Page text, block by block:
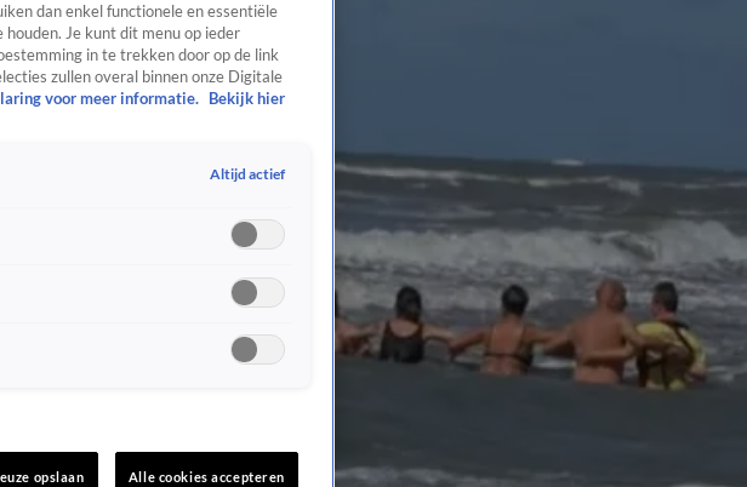
dan enkel functionele en essentiële
Je kunt dit menu op ieder
in te trekken door op de link
zullen overal binnen onze Digitale
voor meer informatie. Bekijk hier
Altijd actief
opslaan Alle cookies accepteren